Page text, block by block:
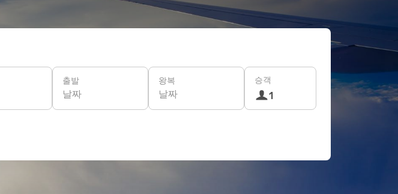
출발
날짜
왕복
날짜
승객
1